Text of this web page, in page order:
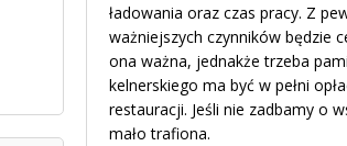
ładowania oraz czas pracy. Z
ważniejszych czynników będzie
ona ważna, jednakże trzeba
kelnerskiego ma być w pełni
restauracji. Jeśli nie zadbamy o
mało trafiona.